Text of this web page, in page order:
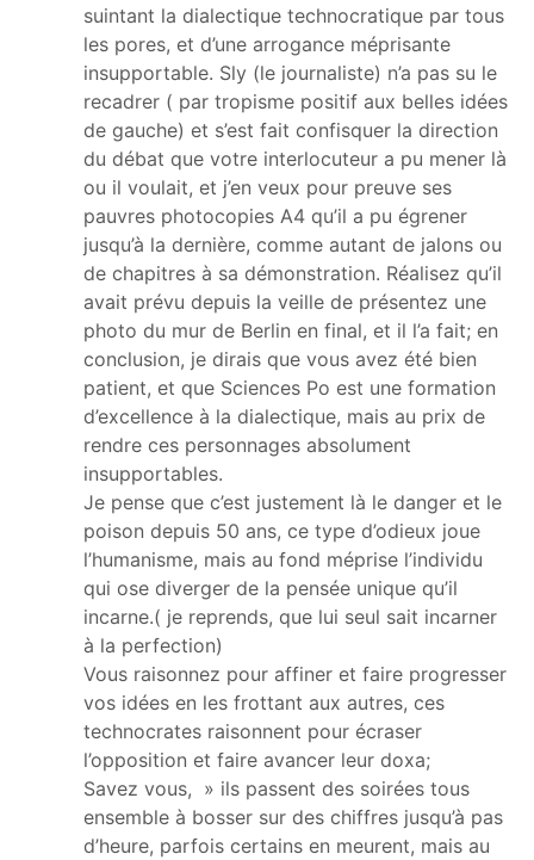
suintant la dialectique technocratique par tous
les pores, et d’une arrogance méprisante
insupportable. Sly (le journaliste) n’a pas su le
recadrer ( par tropisme positif aux belles idées
de gauche) et s’est fait confisquer la direction
du débat que votre interlocuteur a pu mener là
ou il voulait, et j’en veux pour preuve ses
pauvres photocopies A4 qu’il a pu égrener
jusqu’à la dernière, comme autant de jalons ou
de chapitres à sa démonstration. Réalisez qu’il
avait prévu depuis la veille de présentez une
photo du mur de Berlin en final, et il l’a fait; en
conclusion, je dirais que vous avez été bien
patient, et que Sciences Po est une formation
d’excellence à la dialectique, mais au prix de
rendre ces personnages absolument
insupportables.
Je pense que c’est justement là le danger et le
poison depuis 50 ans, ce type d’odieux joue
l’humanisme, mais au fond méprise l’individu
qui ose diverger de la pensée unique qu’il
incarne.( je reprends, que lui seul sait incarner
à la perfection)
Vous raisonnez pour affiner et faire progresser
vos idées en les frottant aux autres, ces
technocrates raisonnent pour écraser
l’opposition et faire avancer leur doxa;
Savez vous, » ils passent des soirées tous
ensemble à bosser sur des chiffres jusqu’à pas
d’heure, parfois certains en meurent, mais au